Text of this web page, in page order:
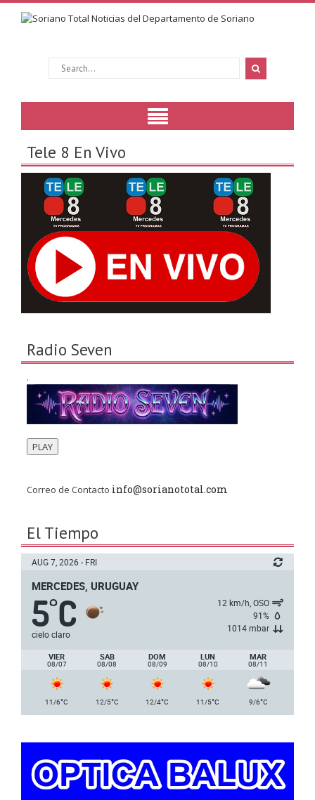
Tele 8 En Vivo
Radio Seven
.
PLAY
Correo de Contacto info@sorianototal.com
El Tiempo
AUG 7, 2026 - FRI
MERCEDES, URUGUAY
5°C
cielo claro
12 km/h, OSO
91%
1014 mbar
VIER
08/07
SAB
08/08
DOM
08/09
LUN
08/10
MAR
08/11
11/6°C 12/5°C 12/4°C 11/5°C 9/6°C